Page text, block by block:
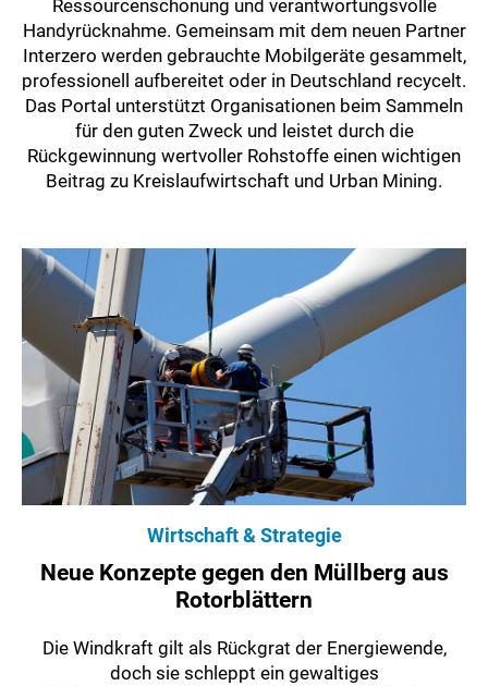
Ressourcenschonung und verantwortungsvolle
Handyrücknahme. Gemeinsam mit dem neuen Partner
Interzero werden gebrauchte Mobilgeräte gesammelt,
professionell aufbereitet oder in Deutschland recycelt.
Das Portal unterstützt Organisationen beim Sammeln
für den guten Zweck und leistet durch die
Rückgewinnung wertvoller Rohstoffe einen wichtigen
Beitrag zu Kreislaufwirtschaft und Urban Mining.
Wirtschaft & Strategie
Neue Konzepte gegen den Müllberg aus
Rotorblättern
Die Windkraft gilt als Rückgrat der Energiewende,
doch sie schleppt ein gewaltiges